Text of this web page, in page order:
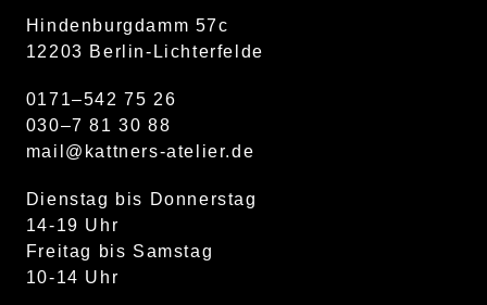
Hindenburgdamm 57c
12203 Berlin-Lichterfelde
0171–542 75 26
030–7 81 30 88
mail@kattners-atelier.de
Dienstag bis Donnerstag
14-19 Uhr
Freitag bis Samstag
10-14 Uhr